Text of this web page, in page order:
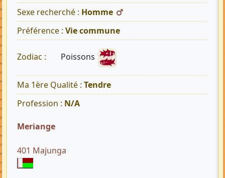
Sexe recherché : Homme
Préférence : Vie commune
Zodiac : Poissons
Ma 1ère Qualité : Tendre
Profession : N/A
Meriange
401 Majunga